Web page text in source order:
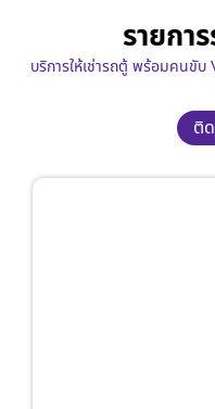
รายกา
บริการให้เช่ารถตู้ พร้อมคนขับ
ติ